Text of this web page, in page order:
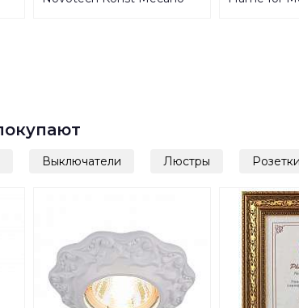
Выключатели Люстры Розетки